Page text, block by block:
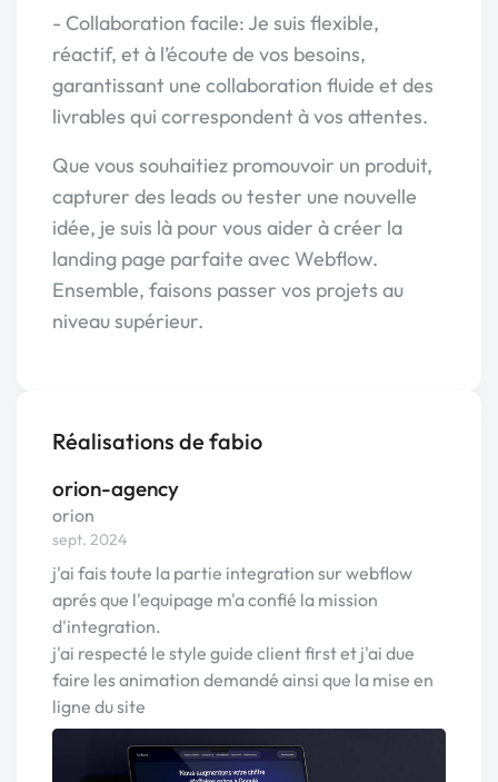
- Collaboration facile: Je suis flexible,
réactif, et à l’écoute de vos besoins,
garantissant une collaboration fluide et des
livrables qui correspondent à vos attentes.
Que vous souhaitiez promouvoir un produit,
capturer des leads ou tester une nouvelle
idée, je suis là pour vous aider à créer la
landing page parfaite avec Webflow.
Ensemble, faisons passer vos projets au
niveau supérieur.
Réalisations de fabio
orion-agency
orion
sept. 2024
j'ai fais toute la partie integration sur webflow
aprés que l'equipage m'a confié la mission
d'integration.
j'ai respecté le style guide client first et j'ai due
faire les animation demandé ainsi que la mise en
ligne du site